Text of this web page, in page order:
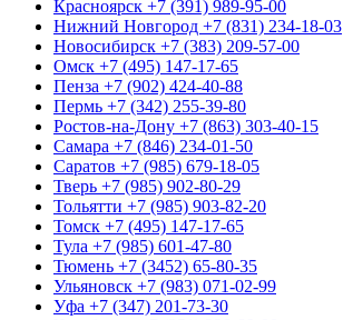
Красноярск +7 (391) 989-95-00
Нижний Новгород +7 (831) 234-18-03
Новосибирск +7 (383) 209-57-00
Омск +7 (495) 147-17-65
Пенза +7 (902) 424-40-88
Пермь +7 (342) 255-39-80
Ростов-на-Дону +7 (863) 303-40-15
Самара +7 (846) 234-01-50
Саратов +7 (985) 679-18-05
Тверь +7 (985) 902-80-29
Тольятти +7 (985) 903-82-20
Томск +7 (495) 147-17-65
Тула +7 (985) 601-47-80
Тюмень +7 (3452) 65-80-35
Ульяновск +7 (983) 071-02-99
Уфа +7 (347) 201-73-30